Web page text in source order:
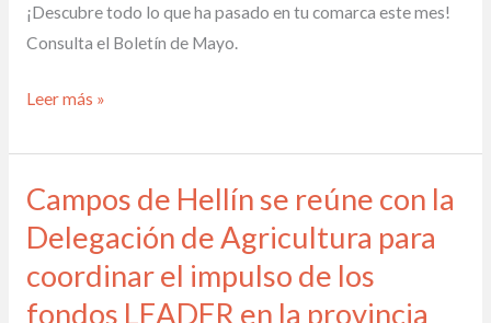
¡Descubre todo lo que ha pasado en tu comarca este mes!
Consulta el Boletín de Mayo.
Leer más »
Campos de Hellín se reúne con la
Delegación de Agricultura para
coordinar el impulso de los
fondos LEADER en la provincia
Campos
de
Hellín
se
reúne